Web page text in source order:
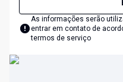
As informações serão
entrar em contato de
termos de serviço